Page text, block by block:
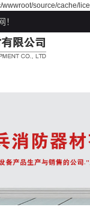
source/cache/